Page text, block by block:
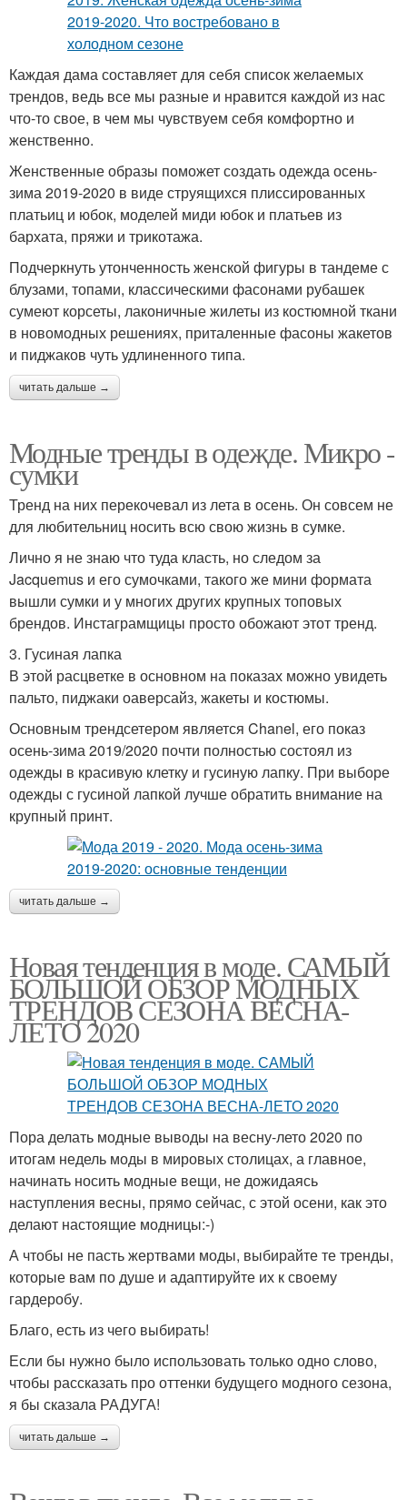
Каждая дама составляет для себя список желаемых
трендов, ведь все мы разные и нравится каждой из нас
что-то свое, в чем мы чувствуем себя комфортно и
женственно.
Женственные образы поможет создать одежда осень-
зима 2019-2020 в виде струящихся плиссированных
платьиц и юбок, моделей миди юбок и платьев из
бархата, пряжи и трикотажа.
Подчеркнуть утонченность женской фигуры в тандеме с
блузами, топами, классическими фасонами рубашек
сумеют корсеты, лаконичные жилеты из костюмной ткани
в новомодных решениях, приталенные фасоны жакетов
и пиджаков чуть удлиненного типа.
читать дальше →
Модные тренды в одежде. Микро -
сумки
Тренд на них перекочевал из лета в осень. Он совсем не
для любительниц носить всю свою жизнь в сумке.
Лично я не знаю что туда класть, но следом за
Jacquemus и его сумочками, такого же мини формата
вышли сумки и у многих других крупных топовых
брендов. Инстаграмщицы просто обожают этот тренд.
3. Гусиная лапка
В этой расцветке в основном на показах можно увидеть
пальто, пиджаки оаверсайз, жакеты и костюмы.
Основным трендсетером является Chanel, его показ
осень-зима 2019/2020 почти полностью состоял из
одежды в красивую клетку и гусиную лапку. При выборе
одежды с гусиной лапкой лучше обратить внимание на
крупный принт.
читать дальше →
Новая тенденция в моде. САМЫЙ
БОЛЬШОЙ ОБЗОР МОДНЫХ
ТРЕНДОВ СЕЗОНА ВЕСНА-
ЛЕТО 2020
Пора делать модные выводы на весну-лето 2020 по
итогам недель моды в мировых столицах, а главное,
начинать носить модные вещи, не дожидаясь
наступления весны, прямо сейчас, с этой осени, как это
делают настоящие модницы:-)
А чтобы не пасть жертвами моды, выбирайте те тренды,
которые вам по душе и адаптируйте их к своему
гардеробу.
Благо, есть из чего выбирать!
Если бы нужно было использовать только одно слово,
чтобы рассказать про оттенки будущего модного сезона,
я бы сказала РАДУГА!
читать дальше →